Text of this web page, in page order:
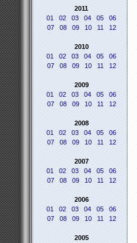
2011
01
02 03 04 05
06
07
08 09 10 11 12
2010
01
02 03 04 05
06
07
08 09 10 11 12
2009
01
02 03 04 05
06
07
08 09 10 11 12
2008
01
02 03 04 05
06
07
08 09 10 11 12
2007
01
02 03 04 05
06
07
08 09 10 11 12
2006
01
02 03 04 05
06
07
08 09 10 11 12
2005